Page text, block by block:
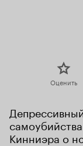
Оценить
Кинниэра о